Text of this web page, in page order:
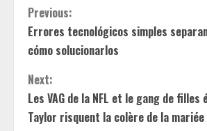
C
o
n
t
Previous:
Errores tecnológicos simples
cómo solucionarlos
Next:
Les VAG de la NFL et le gang de filles
Taylor risquent la colère de la